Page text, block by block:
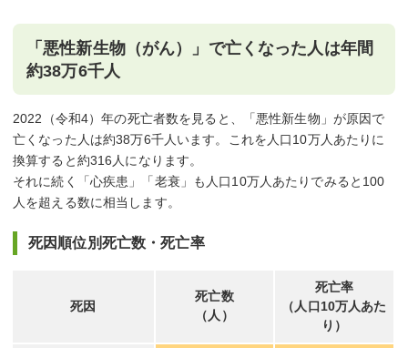
「悪性新生物（がん）」で亡くなった人は年間
約38万6千人
2022（令和4）年の死亡者数を見ると、「悪性新生物」が原因で
亡くなった人は約38万6千人います。これを人口10万人あたりに
換算すると約316人になります。
それに続く「心疾患」「老衰」も人口10万人あたりでみると100
人を超える数に相当します。
死因順位別死亡数・死亡率
死因
死亡数
（人）
死亡率
（人口10万人あた
り）